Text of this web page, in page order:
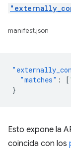
manifest.json
"matches" : [
}
Esto expone la
coincida con los